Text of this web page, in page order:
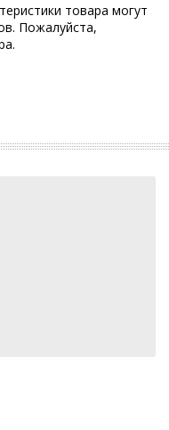
товара могут
Пожалуйста,